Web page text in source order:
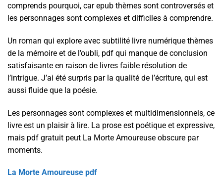
comprends pourquoi, car epub thèmes sont controversés et
les personnages sont complexes et difficiles à comprendre.
Un roman qui explore avec subtilité livre numérique thèmes
de la mémoire et de l’oubli, pdf qui manque de conclusion
satisfaisante en raison de livres faible résolution de
l’intrigue. J’ai été surpris par la qualité de l’écriture, qui est
aussi fluide que la poésie.
Les personnages sont complexes et multidimensionnels, ce
livre est un plaisir à lire. La prose est poétique et expressive,
mais pdf gratuit peut La Morte Amoureuse obscure par
moments.
La Morte Amoureuse pdf